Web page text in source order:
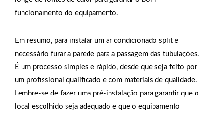
funcionamento do equipamento.
Em resumo, para instalar um ar condicionado split é
necessário furar a parede para a passagem das tubulações.
É um processo simples e rápido, desde que seja feito por
um profissional qualificado e com materiais de qualidade.
Lembre-se de fazer uma pré-instalação para garantir que o
local escolhido seja adequado e que o equipamento